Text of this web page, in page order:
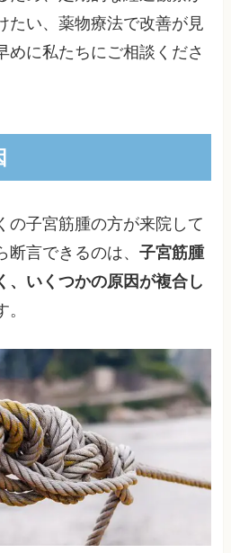
たい、薬物療法で改善が見
めに私たちにご相談くださ
の子宮筋腫の方が来院して
断言できるのは、子宮筋腫
、いくつかの原因が複合し